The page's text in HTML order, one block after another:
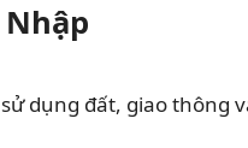
dụng đất, giao